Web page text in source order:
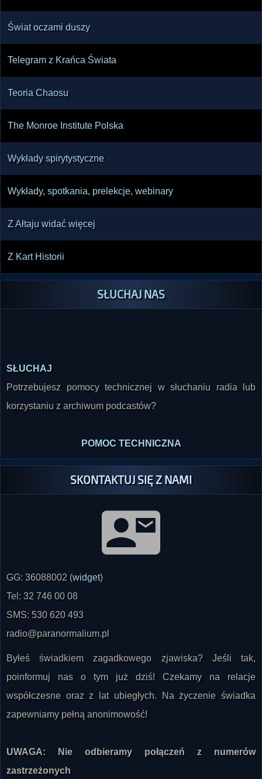
Świat oczami duszy
Telegram z Krańca Świata
Teoria Chaosu
The Monroe Institute Polska
Wykłady spirytystyczne
Wykłady, spotkania, prelekcje, webinary
Z Ałtaju widać więcej
Z Kart Historii
SŁUCHAJ NAS
Potrzebujesz pomocy technicznej w słuchaniu radia lub
korzystaniu z archiwum podcastów?
SKONTAKTUJ SIĘ Z NAMI
)
Tel: 32 746 00 08
SMS: 530 620 493
radio@paranormalium.pl
Byłeś świadkiem zagadkowego zjawiska? Jeśli tak,
poinformuj nas o tym już dziś! Czekamy na relacje
współczesne oraz z lat ubiegłych. Na życzenie świadka
zapewniamy pełną anonimowość!
zastrzeżonych